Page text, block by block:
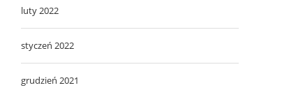
luty 2022
styczeń 2022
grudzień 2021